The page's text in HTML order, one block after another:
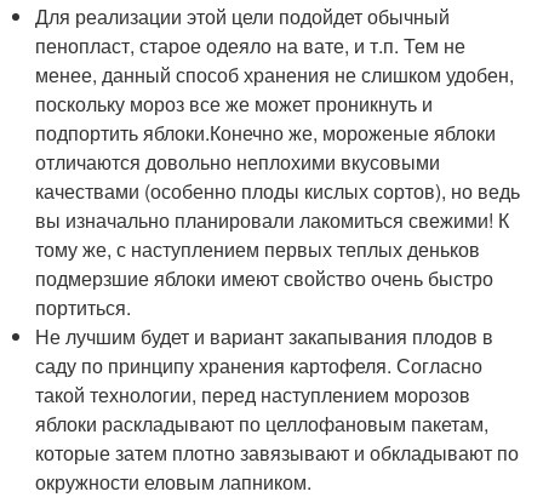
Для реализации этой цели подойдет обычный
пенопласт, старое одеяло на вате, и т.п. Тем не
менее, данный способ хранения не слишком удобен,
поскольку мороз все же может проникнуть и
подпортить яблоки.Конечно же, мороженые яблоки
отличаются довольно неплохими вкусовыми
качествами (особенно плоды кислых сортов), но ведь
вы изначально планировали лакомиться свежими! К
тому же, с наступлением первых теплых деньков
подмерзшие яблоки имеют свойство очень быстро
портиться.
Не лучшим будет и вариант закапывания плодов в
саду по принципу хранения картофеля. Согласно
такой технологии, перед наступлением морозов
яблоки раскладывают по целлофановым пакетам,
которые затем плотно завязывают и обкладывают по
окружности еловым лапником.